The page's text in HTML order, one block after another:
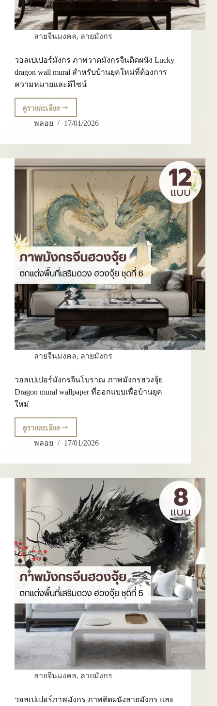
ลายจีนมงคล, ลายมังกร
วอลเปเปอร์มังกร ภาพวาดมังกรจีนติดผนัง Lucky
dragon wall mural สำหรับบ้านยุคใหม่ที่ต้องการ
ความหมายและดีไซน์
ดูรายละเอียดวอลเปเปอร์
มังกร
จีน
ติด
Lucky
dragon
wall
mural
สำหรับ
บ้าน
ยุค
ใหม่
ที่
ต้องการ
ความ
หมาย
และ
ดีไซน์
พลอย 17/01/2026
ลายจีนมงคล, ลายมังกร
วอลเปเปอร์มังกรจีนโบราณ ภาพมังกรฮวงจุ้ย
Dragon mural wallpaper ที่ออกแบบเพื่อบ้านยุค
ใหม่
ดูรายละเอียดวอลเปเปอร์
มังกร
มังกร
จุ้ย
Dragon
mural
wallpaper
ที่
ออกแบบ
เพื่อ
บ้าน
ยุค
ใหม่
พลอย 17/01/2026
ลายจีนมงคล, ลายมังกร
วอลเปเปอร์ภาพมังกร ภาพติดผนังลายมังกร และ